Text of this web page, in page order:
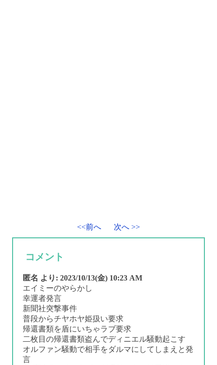
<<前へ 次へ >>
コメント
匿名 より: 2023/10/13(金) 10:23 AM
エイミーのやらかし
幸運者発言
新聞社突撃事件
普段からチヤホヤ姫扱い要求
帰還書類を盾にいちゃラブ要求
二枚目の帰還書類盗んでディニエル騒動起こす
オルファン騒動で相手をダルマにしてしまえと発
言